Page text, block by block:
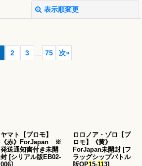
表示順変更
2 3 75 次»
ヤマト【プロモ】
《赤》ForJapan ※
発送通知書付き未開
封 [シリアル版EB02-
006]
ロロノア・ゾロ【プ
ロモ】《黄》
ForJapan未開封 [フ
ラッグシップバトル
版OP15-113]